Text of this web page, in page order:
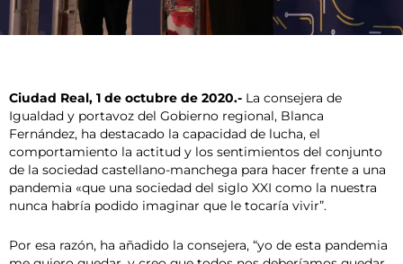
Ciudad Real, 1 de octubre de 2020.- La consejera de
Igualdad y portavoz del Gobierno regional, Blanca
Fernández, ha destacado la capacidad de lucha, el
comportamiento la actitud y los sentimientos del conjunto
de la sociedad castellano-manchega para hacer frente a una
pandemia «que una sociedad del siglo XXI como la nuestra
nunca habría podido imaginar que le tocaría vivir”.
Por esa razón, ha añadido la consejera, “yo de esta pandemia